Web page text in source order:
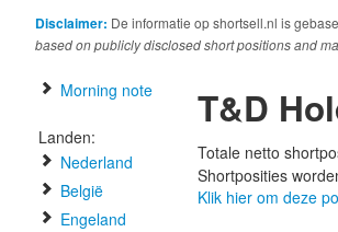
Disclaimer: De informatie op shortsell.nl is
based on publicly disclosed short positions and
Morning note
Landen:
Nederland
België
Engeland
T&D
Totale netto
Shortposities
Klik hier om deze